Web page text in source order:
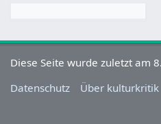
Diese Seite wurde zuletzt am
Datenschutz
Über kulturkritik